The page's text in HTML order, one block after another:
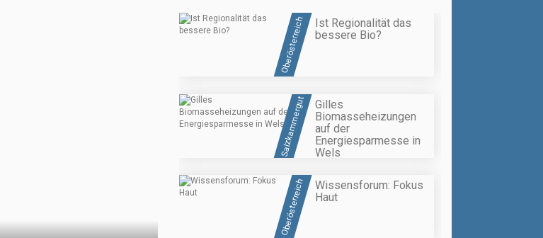
Oberösterreich
Ist Regionalität das
bessere Bio?
Salzkammergut
Gilles
Biomasseheizungen
auf der
Energiesparmesse in
Wels
Oberösterreich
Wissensforum: Fokus
Haut